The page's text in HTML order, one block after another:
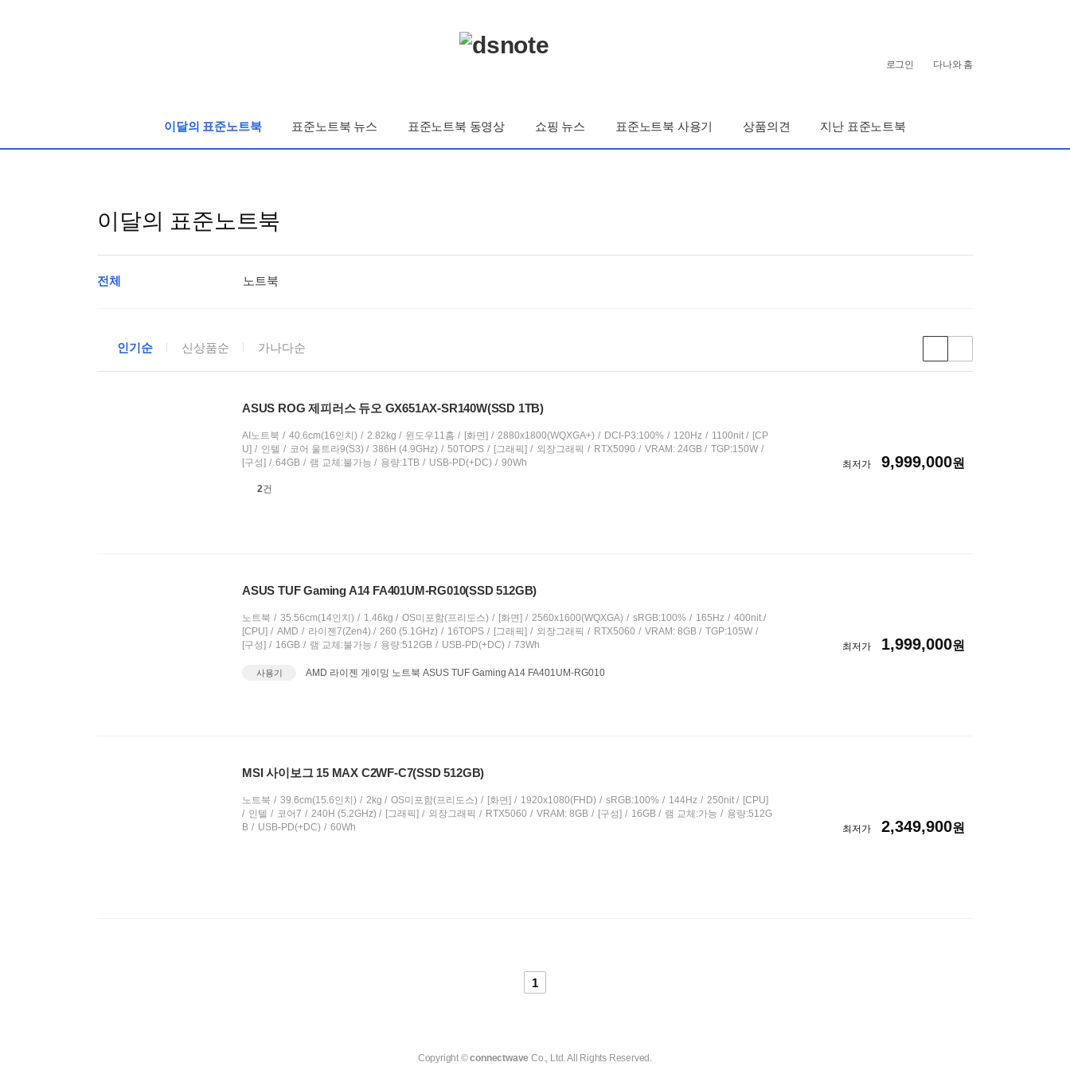
로그인 다나와 홈
이달의 표준노트북 표준노트북 뉴스 표준노트북 동영상 쇼핑 뉴스 표준노트북 사용기 상품의견 지난 표준노트북
이달의 표준노트북
전체 노트북
인기순 신상품순 가나다순
상
품
보
ASUS ROG 제피러스 듀오 GX651AX-SR140W(SSD 1TB)
AI노트북 40.6cm(16인치) 2.82kg 윈도우11홈 [화면] 2880x1800(WQXGA+) DCI-P3:100% 120Hz 1100nit
[CP
U]
인텔 코어 울트라9(S3) 386H (4.9GHz) 50TOPS [그래픽] 외장그래픽 RTX5090 VRAM: 24GB
TGP:150W
[구성]
64GB 램 교체:불가능 용량:1TB USB-PD(+DC) 90Wh
상
2건
최저가 9,999,000원
ASUS TUF Gaming A14 FA401UM-RG010(SSD 512GB)
노트북 35.56cm(14인치) 1.46kg OS미포함(프리도스) [화면] 2560x1600(WQXGA) sRGB:100% 165Hz
400nit
[CPU]
AMD 라이젠7(Zen4) 260 (5.1GHz) 16TOPS [그래픽] 외장그래픽 RTX5060 VRAM: 8GB
TGP:105W
[구성]
16GB 램 교체:불가능 용량:512GB USB-PD(+DC) 73Wh
사용기 AMD 라이젠 게이밍 노트북 ASUS TUF Gaming A14 FA401UM-RG010
최저가 1,999,000원
MSI 사이보그 15 MAX C2WF-C7(SSD 512GB)
노트북 39.6cm(15.6인치) 2kg OS미포함(프리도스) [화면] 1920x1080(FHD) sRGB:100% 144Hz 250nit
[CPU]
인텔
코어7 240H (5.2GHz) [그래픽] 외장그래픽 RTX5060 VRAM: 8GB [구성] 16GB 램 교체:가능
용량:512G
B
USB-PD(+DC) 60Wh 최저가 2,349,900원
1
Copyright ©connectwave Co., Ltd. All Rights Reserved.